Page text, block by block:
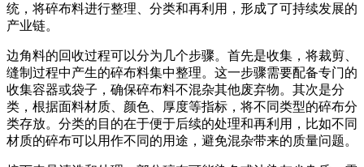
统，将碎布料进行整理、分类和再利用，形成了可持续发展的
产业链。
边角料的回收过程可以分为几个步骤。首先是收集，将裁剪、
缝制过程中产生的碎布料集中整理。这一步骤需要配备专门的
收集容器或袋子，确保碎布料不混杂其他废弃物。其次是分
类，根据面料材质、颜色、厚度等指标，将不同类型的碎布分
类存放。分类的目的在于便于后续的处理和再利用，比如不同
材质的碎布可以用作不同的用途，避免混杂带来的质量问题。